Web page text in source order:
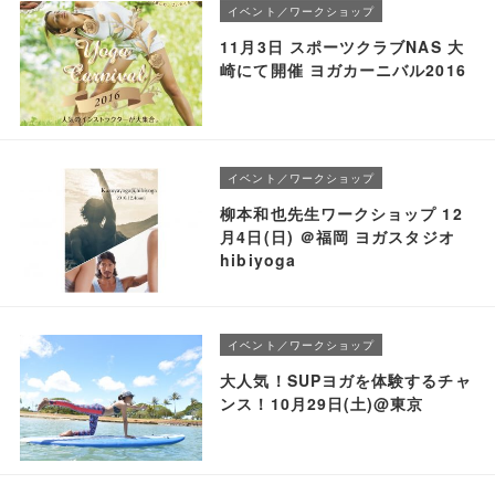
イベント／ワークショップ
11月3日 スポーツクラブNAS 大
崎にて開催 ヨガカーニバル2016
イベント／ワークショップ
柳本和也先生ワークショップ 12
月4日(日) ＠福岡 ヨガスタジオ
hibiyoga
イベント／ワークショップ
大人気！SUPヨガを体験するチャ
ンス！10月29日(土)@東京